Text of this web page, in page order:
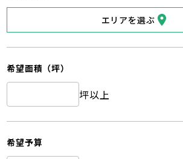
エリアを選ぶ
希望面積（坪）
坪以上
希望予算